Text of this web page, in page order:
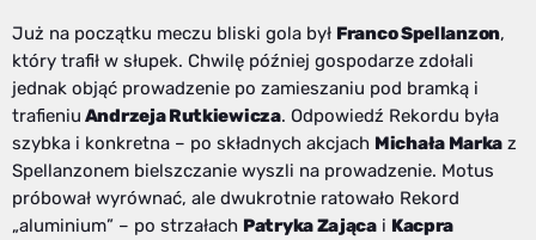
Już na początku meczu bliski gola był Franco Spellanzon,
który trafił w słupek. Chwilę później gospodarze zdołali
jednak objąć prowadzenie po zamieszaniu pod bramką i
trafieniu Andrzeja Rutkiewicza. Odpowiedź Rekordu była
szybka i konkretna – po składnych akcjach Michała Marka z
Spellanzonem bielszczanie wyszli na prowadzenie. Motus
próbował wyrównać, ale dwukrotnie ratowało Rekord
„aluminium” – po strzałach Patryka Zającai Kacpra